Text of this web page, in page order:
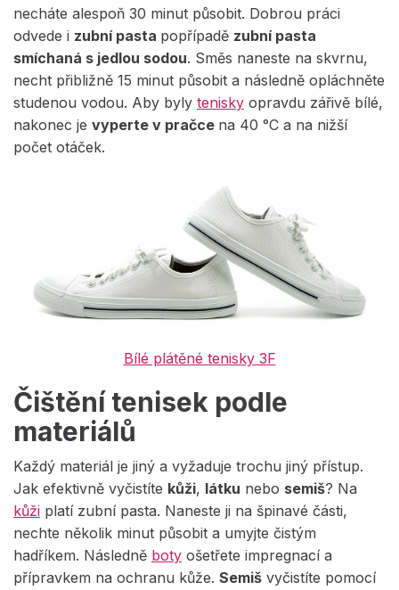
necháte alespoň 30 minut působit. Dobrou práci
odvede i zubní pasta popřípadě zubní pasta
smíchaná s jedlou sodou. Směs naneste na skvrnu,
necht přibližně 15 minut působit a následně opláchněte
studenou vodou. Aby byly tenisky opravdu zářivě bílé,
nakonec je vyperte v pračce na 40 °C a na nižší
počet otáček.
Bílé plátěné tenisky 3F
Čištění tenisek podle
materiálů
Každý materiál je jiný a vyžaduje trochu jiný přístup.
Jak efektivně vyčistíte kůži, látku nebo semiš? Na
kůži platí zubní pasta. Naneste ji na špinavé části,
nechte několik minut působit a umyjte čistým
hadříkem. Následně boty ošetřete impregnací a
přípravkem na ochranu kůže. Semiš vyčistíte pomocí